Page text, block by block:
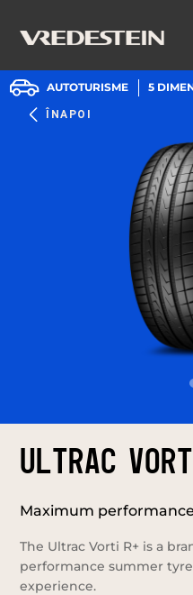
ÎNAPOI
AUTOTURISME 5
ULTRAC
Maximum
The Ultrac Vorti R+ is a
performance summer
experience.